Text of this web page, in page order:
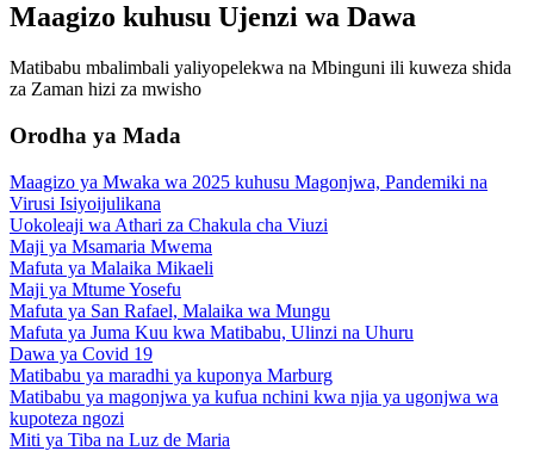
Maagizo kuhusu Ujenzi wa Dawa
Matibabu mbalimbali yaliyopelekwa na Mbinguni ili kuweza shida
za Zaman hizi za mwisho
Orodha ya Mada
Maagizo ya Mwaka wa 2025 kuhusu Magonjwa, Pandemiki na
Virusi Isiyoijulikana
Uokoleaji wa Athari za Chakula cha Viuzi
Maji ya Msamaria Mwema
Mafuta ya Malaika Mikaeli
Maji ya Mtume Yosefu
Mafuta ya San Rafael, Malaika wa Mungu
Mafuta ya Juma Kuu kwa Matibabu, Ulinzi na Uhuru
Dawa ya Covid 19
Matibabu ya maradhi ya kuponya Marburg
Matibabu ya magonjwa ya kufua nchini kwa njia ya ugonjwa wa
kupoteza ngozi
Miti ya Tiba na Luz de Maria